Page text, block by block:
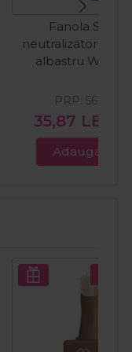
Fanola
neutralizator cu
albastru
35,87 LEI
PRP: 56,00
Adauga in